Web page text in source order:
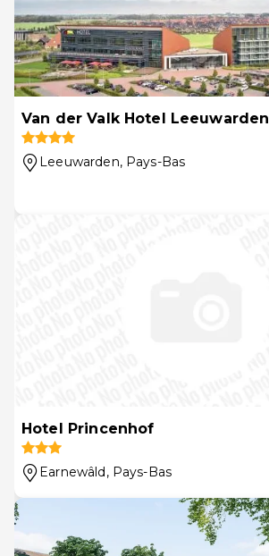
Van der Valk Hotel Leeuwarden
Leeuwarden, Pays-Bas
Hotel Princenhof
Earnewâld, Pays-Bas